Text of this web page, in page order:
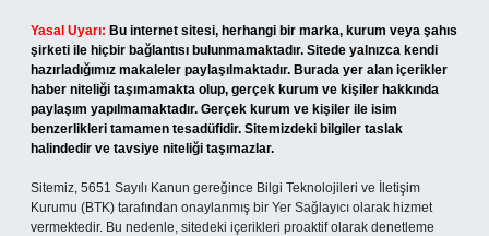
Yasal Uyarı: Bu internet sitesi, herhangi bir marka, kurum veya şahıs
şirketi ile hiçbir bağlantısı bulunmamaktadır. Sitede yalnızca kendi
hazırladığımız makaleler paylaşılmaktadır. Burada yer alan içerikler
haber niteliği taşımamakta olup, gerçek kurum ve kişiler hakkında
paylaşım yapılmamaktadır. Gerçek kurum ve kişiler ile isim
benzerlikleri tamamen tesadüfidir. Sitemizdeki bilgiler taslak
halindedir ve tavsiye niteliği taşımazlar.
Sitemiz, 5651 Sayılı Kanun gereğince Bilgi Teknolojileri ve İletişim
Kurumu (BTK) tarafından onaylanmış bir Yer Sağlayıcı olarak hizmet
vermektedir. Bu nedenle, sitedeki içerikleri proaktif olarak denetleme